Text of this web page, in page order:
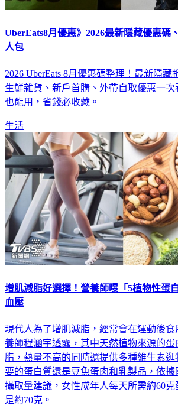
UberEats8月優惠》2026最新隱藏優惠碼
人包
2026 UberEats 8月優惠碼整理！最新隱藏
生鮮雜貨、新戶首購、外帶自取優惠一次
也能用，省錢必收藏。
生活
增肌減脂好選擇！營養師曝「5植物性
血壓
現代人為了增肌減脂，經常會在運動後
養師程涵宇透露，其中天然植物來源的
脂，熱量不高的同時還提供多種維生素
要的蛋白質還是豆魚蛋肉和乳製品，依
攝取量建議，女性成年人每天所需約60克
是約70克。